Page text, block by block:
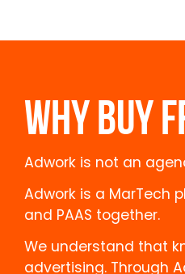
WHY BUY
Adwork is not an
Adwork is a MarTech
and PAAS together.
We understand that
advertising. Through